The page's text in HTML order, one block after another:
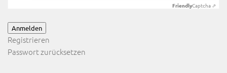
FriendlyCaptcha ⇗
Anmelden
Registrieren
Passwort zurücksetzen